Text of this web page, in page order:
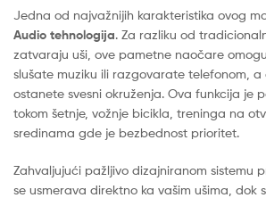
Jedna od najvažnijih karakteristika ovog
Audio tehnologija. Za razliku od
zatvaraju uši, ove pametne naočare
slušate muziku ili razgovarate telefonom, a
ostanete svesni okruženja. Ova funkcija je
tokom šetnje, vožnje bicikla, treninga na
sredinama gde je bezbednost prioritet.
Zahvaljujući pažljivo dizajniranom sistemu
se usmerava direktno ka vašim ušima, dok